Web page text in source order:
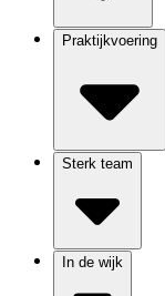
Praktijkvoering
Sterk team
In de wijk